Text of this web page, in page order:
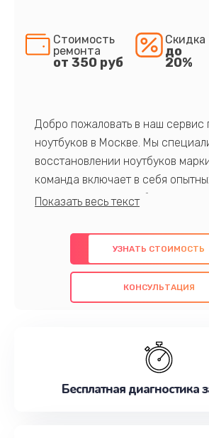
Стоимость
ремонта
от 350 руб
Скидка
до
20%
Добро пожаловать в наш сервис
ноутбуков в Москве. Мы
восстановлении ноутбуков
команда включает в себя
профессионалов с обширными
предлагаем быстрый и
использованием оригинальных
также гарантируем качество
проведенных работ. Наша цель -
наилучшим образом. Не медлите
УЗНАТЬ СТОИМОСТЬ
КОНСУЛЬТАЦИЯ
Бесплатная диагностика